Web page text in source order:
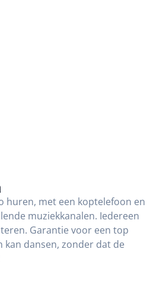
huren, met een koptelefoon en
muziekkanalen. Iedereen
Garantie voor een top
kan dansen, zonder dat de